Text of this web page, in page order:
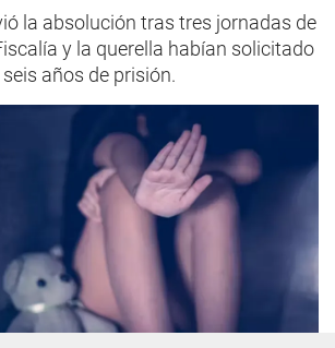
la absolución tras tres jornadas de
y la querella habían solicitado
años de prisión.